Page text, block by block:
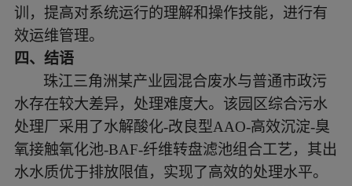
训，提高对系统运行的理解和操作技能，进行有
效运维管理。
四、 结语
珠江三角洲某产业园混合废水与普通市政污
水存在较大差异，处理难度大。该园区综合污水
处理厂采用了水解酸化-改良型AAO-高效沉淀-臭
氧接触氧化池-BAF-纤维转盘滤池组合工艺，其出
水水质优于排放限值，实现了高效的处理水平。